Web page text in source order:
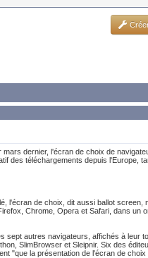
dernier, l'écran de choix de
des téléchargements depuis l'Europe,
l'écran de choix, dit aussi ballot screen,
Chrome, Opera et Safari, dans un
sept autres navigateurs, affichés à leur
SlimBrowser et Sleipnir. Six des
"que la présentation de l'écran de